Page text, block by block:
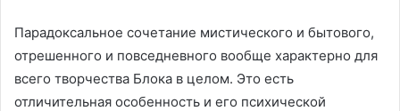
Парадоксальное сочетание мистического и бытового,
отрешенного и повседневного вообще характерно для
всего творчества Блока в целом. Это есть
отличительная особенность и его психической